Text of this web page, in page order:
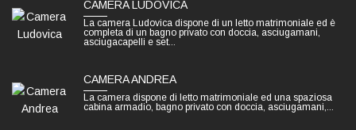
CAMERA LUDOVICA
La camera Ludovica dispone di un letto matrimoniale ed è
completa di un bagno privato con doccia, asciugamani,
asciugacapelli e set...
CAMERA ANDREA
La camera dispone di letto matrimoniale ed una spaziosa
cabina armadio, bagno privato con doccia, asciugamani,...